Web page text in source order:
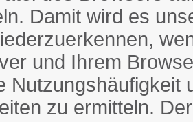
Damit wird es
und Ihrem
Nutzungshäufigkeit
zu ermitteln.